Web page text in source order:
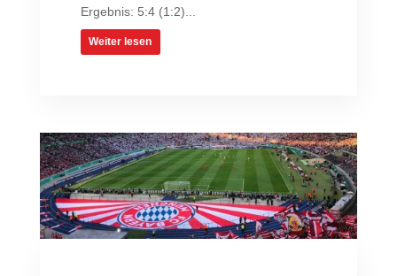
Ergebnis: 5:4 (1:2)...
Weiter lesen